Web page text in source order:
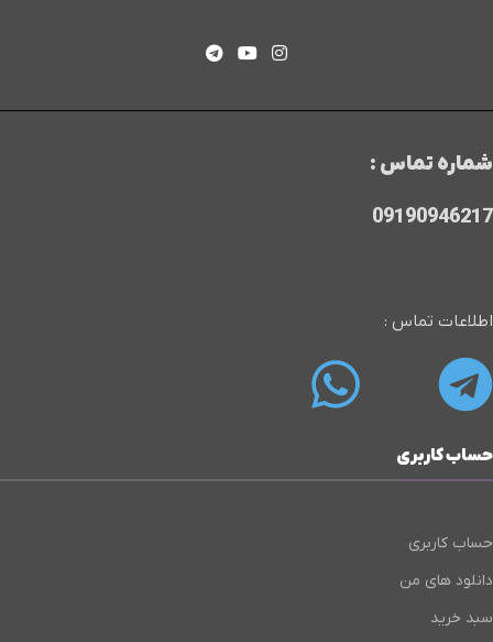
شماره تماس :
09190946217
اطلاعات تماس :
حساب کاربری
حساب کاربری
دانلود های من
سبد خرید